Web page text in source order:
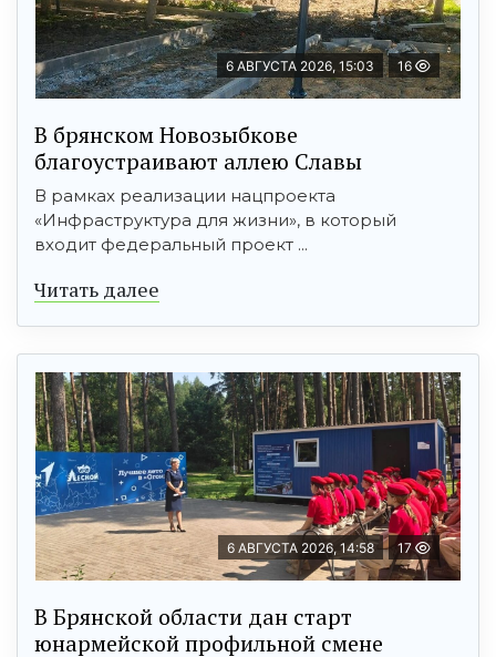
6 АВГУСТА 2026, 15:03 16
В брянском Новозыбкове
благоустраивают аллею Славы
В рамках реализации нацпроекта
«Инфраструктура для жизни», в который
входит федеральный проект ...
Читать далее
6 АВГУСТА 2026, 14:58 17
В Брянской области дан старт
юнармейской профильной смене